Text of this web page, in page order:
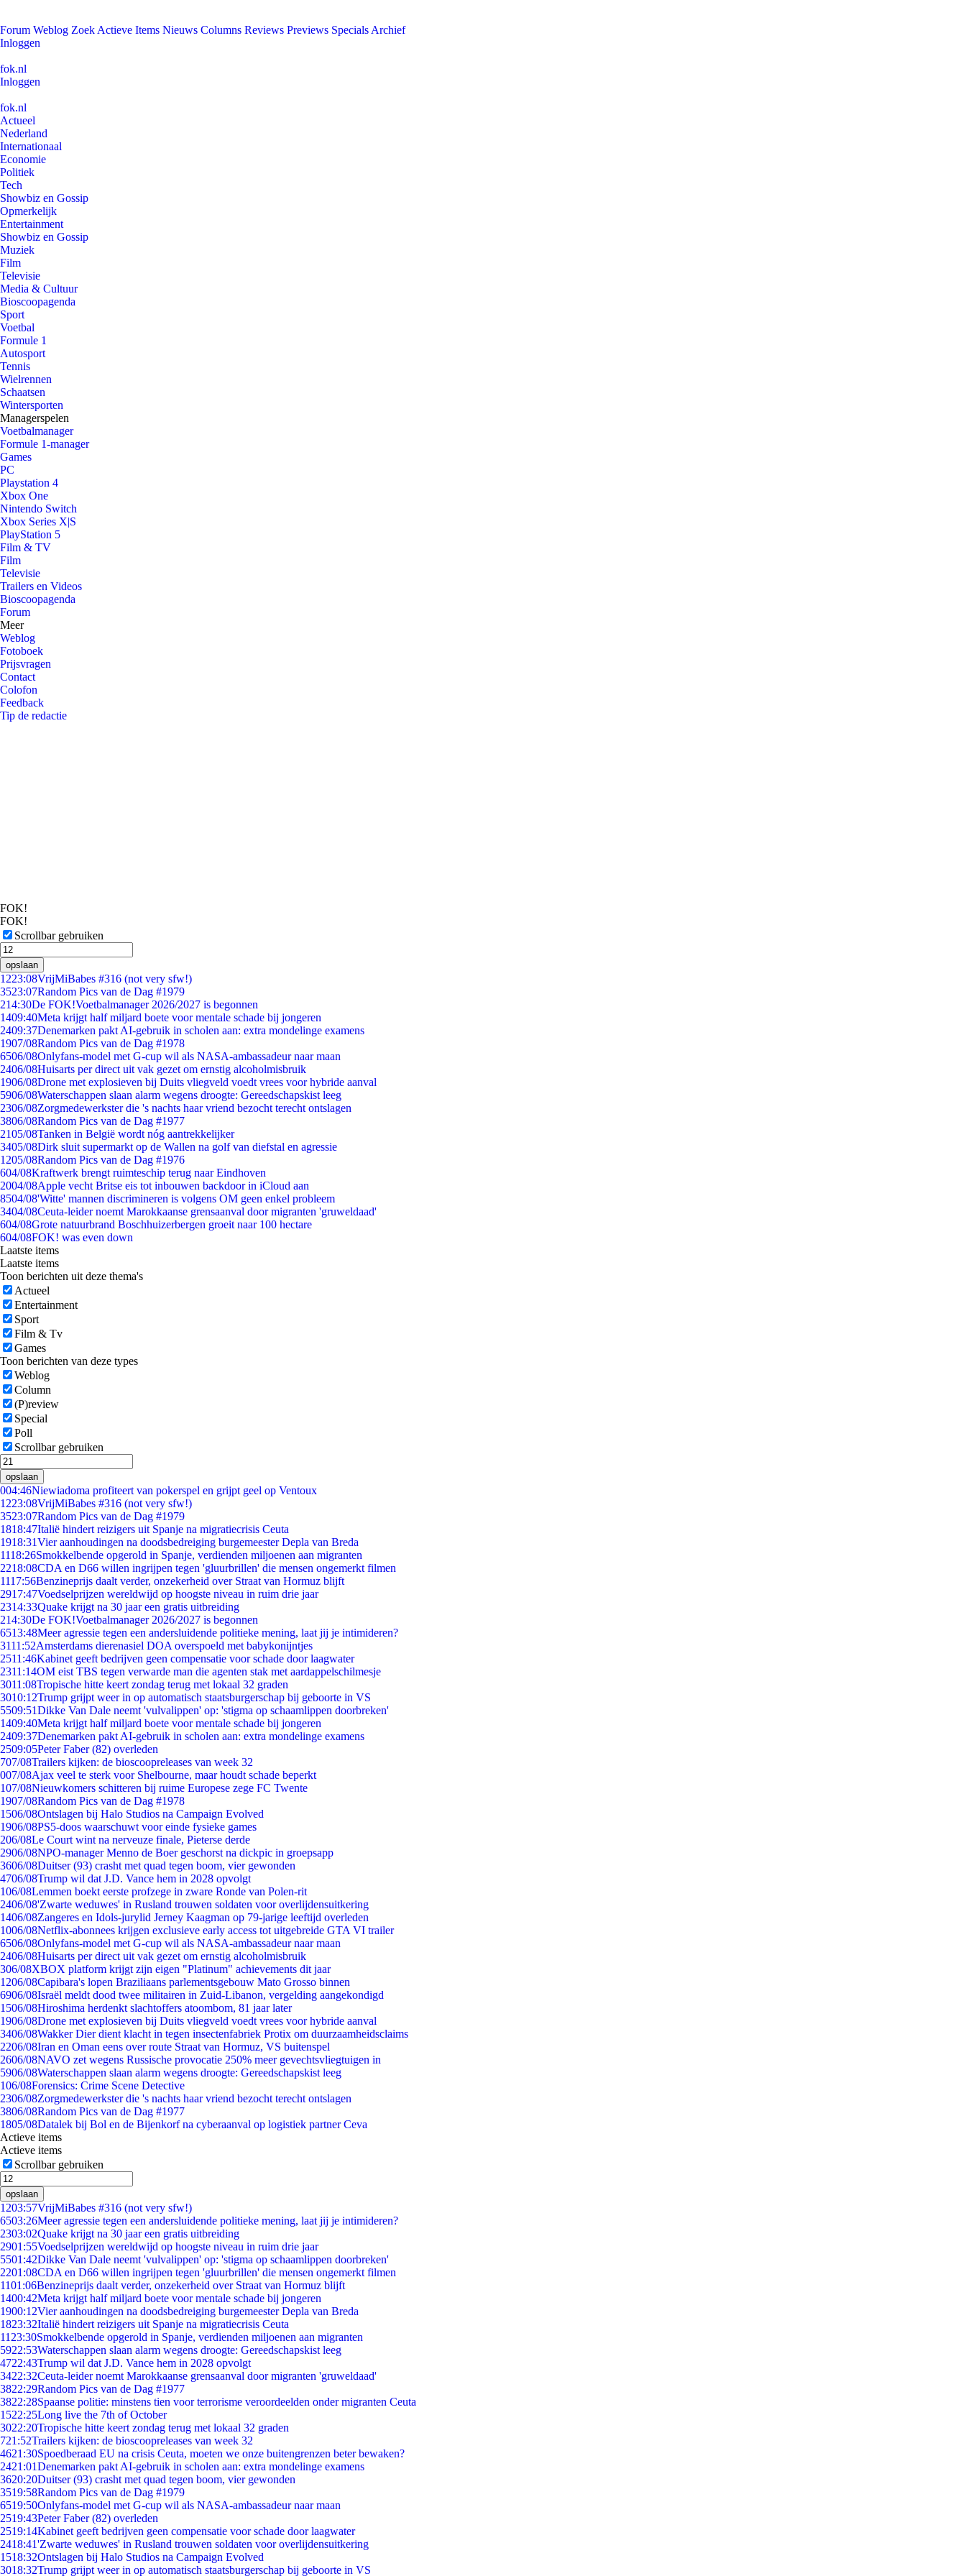
Forum Weblog Zoek Actieve Items Nieuws Columns Reviews Previews Specials Archief
Inloggen
fok.nl
Inloggen
fok.nl
Actueel
Nederland
Internationaal
Economie
Politiek
Tech
Showbiz en Gossip
Opmerkelijk
Entertainment
Showbiz en Gossip
Muziek
Film
Televisie
Media & Cultuur
Bioscoopagenda
Sport
Voetbal
Formule 1
Autosport
Tennis
Wielrennen
Schaatsen
Wintersporten
Managerspelen
Voetbalmanager
Formule 1-manager
Games
PC
Playstation 4
Xbox One
Nintendo Switch
Xbox Series X|S
PlayStation 5
Film & TV
Film
Televisie
Trailers en Videos
Bioscoopagenda
Forum
Meer
Weblog
Fotoboek
Prijsvragen
Contact
Colofon
Feedback
Tip de redactie
FOK!
FOK!
Scrollbar gebruiken
opslaan
1223:08VrijMiBabes #316 (not very sfw!)
3523:07Random Pics van de Dag #1979
214:30De FOK!Voetbalmanager 2026/2027 is begonnen
1409:40Meta krijgt half miljard boete voor mentale schade bij jongeren
2409:37Denemarken pakt AI-gebruik in scholen aan: extra mondelinge examens
1907/08Random Pics van de Dag #1978
6506/08Onlyfans-model met G-cup wil als NASA-ambassadeur naar maan
2406/08Huisarts per direct uit vak gezet om ernstig alcoholmisbruik
1906/08Drone met explosieven bij Duits vliegveld voedt vrees voor hybride aanval
5906/08Waterschappen slaan alarm wegens droogte: Gereedschapskist leeg
2306/08Zorgmedewerkster die 's nachts haar vriend bezocht terecht ontslagen
3806/08Random Pics van de Dag #1977
2105/08Tanken in België wordt nóg aantrekkelijker
3405/08Dirk sluit supermarkt op de Wallen na golf van diefstal en agressie
1205/08Random Pics van de Dag #1976
604/08Kraftwerk brengt ruimteschip terug naar Eindhoven
2004/08Apple vecht Britse eis tot inbouwen backdoor in iCloud aan
8504/08'Witte' mannen discrimineren is volgens OM geen enkel probleem
3404/08Ceuta-leider noemt Marokkaanse grensaanval door migranten 'gruweldaad'
604/08Grote natuurbrand Boschhuizerbergen groeit naar 100 hectare
604/08FOK! was even down
Laatste items
Laatste items
Toon berichten uit deze thema's
Actueel
Entertainment
Sport
Film & Tv
Games
Toon berichten van deze types
Weblog
Column
(P)review
Special
Poll
Scrollbar gebruiken
opslaan
004:46Niewiadoma profiteert van pokerspel en grijpt geel op Ventoux
1223:08VrijMiBabes #316 (not very sfw!)
3523:07Random Pics van de Dag #1979
1818:47Italië hindert reizigers uit Spanje na migratiecrisis Ceuta
1918:31Vier aanhoudingen na doodsbedreiging burgemeester Depla van Breda
1118:26Smokkelbende opgerold in Spanje, verdienden miljoenen aan migranten
2218:08CDA en D66 willen ingrijpen tegen 'gluurbrillen' die mensen ongemerkt filmen
1117:56Benzineprijs daalt verder, onzekerheid over Straat van Hormuz blijft
2917:47Voedselprijzen wereldwijd op hoogste niveau in ruim drie jaar
2314:33Quake krijgt na 30 jaar een gratis uitbreiding
214:30De FOK!Voetbalmanager 2026/2027 is begonnen
6513:48Meer agressie tegen een andersluidende politieke mening, laat jij je intimideren?
3111:52Amsterdams dierenasiel DOA overspoeld met babykonijntjes
2511:46Kabinet geeft bedrijven geen compensatie voor schade door laagwater
2311:14OM eist TBS tegen verwarde man die agenten stak met aardappelschilmesje
3011:08Tropische hitte keert zondag terug met lokaal 32 graden
3010:12Trump grijpt weer in op automatisch staatsburgerschap bij geboorte in VS
5509:51Dikke Van Dale neemt 'vulvalippen' op: 'stigma op schaamlippen doorbreken'
1409:40Meta krijgt half miljard boete voor mentale schade bij jongeren
2409:37Denemarken pakt AI-gebruik in scholen aan: extra mondelinge examens
2509:05Peter Faber (82) overleden
707/08Trailers kijken: de bioscoopreleases van week 32
007/08Ajax veel te sterk voor Shelbourne, maar houdt schade beperkt
107/08Nieuwkomers schitteren bij ruime Europese zege FC Twente
1907/08Random Pics van de Dag #1978
1506/08Ontslagen bij Halo Studios na Campaign Evolved
1906/08PS5-doos waarschuwt voor einde fysieke games
206/08Le Court wint na nerveuze finale, Pieterse derde
2906/08NPO-manager Menno de Boer geschorst na dickpic in groepsapp
3606/08Duitser (93) crasht met quad tegen boom, vier gewonden
4706/08Trump wil dat J.D. Vance hem in 2028 opvolgt
106/08Lemmen boekt eerste profzege in zware Ronde van Polen-rit
2406/08'Zwarte weduwes' in Rusland trouwen soldaten voor overlijdensuitkering
1406/08Zangeres en Idols-jurylid Jerney Kaagman op 79-jarige leeftijd overleden
1006/08Netflix-abonnees krijgen exclusieve early access tot uitgebreide GTA VI trailer
6506/08Onlyfans-model met G-cup wil als NASA-ambassadeur naar maan
2406/08Huisarts per direct uit vak gezet om ernstig alcoholmisbruik
306/08XBOX platform krijgt zijn eigen "Platinum" achievements dit jaar
1206/08Capibara's lopen Braziliaans parlementsgebouw Mato Grosso binnen
6906/08Israël meldt dood twee militairen in Zuid-Libanon, vergelding aangekondigd
1506/08Hiroshima herdenkt slachtoffers atoombom, 81 jaar later
1906/08Drone met explosieven bij Duits vliegveld voedt vrees voor hybride aanval
3406/08Wakker Dier dient klacht in tegen insectenfabriek Protix om duurzaamheidsclaims
2206/08Iran en Oman eens over route Straat van Hormuz, VS buitenspel
2606/08NAVO zet wegens Russische provocatie 250% meer gevechtsvliegtuigen in
5906/08Waterschappen slaan alarm wegens droogte: Gereedschapskist leeg
106/08Forensics: Crime Scene Detective
2306/08Zorgmedewerkster die 's nachts haar vriend bezocht terecht ontslagen
3806/08Random Pics van de Dag #1977
1805/08Datalek bij Bol en de Bijenkorf na cyberaanval op logistiek partner Ceva
Actieve items
Actieve items
Scrollbar gebruiken
opslaan
1203:57VrijMiBabes #316 (not very sfw!)
6503:26Meer agressie tegen een andersluidende politieke mening, laat jij je intimideren?
2303:02Quake krijgt na 30 jaar een gratis uitbreiding
2901:55Voedselprijzen wereldwijd op hoogste niveau in ruim drie jaar
5501:42Dikke Van Dale neemt 'vulvalippen' op: 'stigma op schaamlippen doorbreken'
2201:08CDA en D66 willen ingrijpen tegen 'gluurbrillen' die mensen ongemerkt filmen
1101:06Benzineprijs daalt verder, onzekerheid over Straat van Hormuz blijft
1400:42Meta krijgt half miljard boete voor mentale schade bij jongeren
1900:12Vier aanhoudingen na doodsbedreiging burgemeester Depla van Breda
1823:32Italië hindert reizigers uit Spanje na migratiecrisis Ceuta
11 23:30Smokkelbende opgerold in Spanje, verdienden miljoenen aan migranten
5922:53Waterschappen slaan alarm wegens droogte: Gereedschapskist leeg
4722:43Trump wil dat J.D. Vance hem in 2028 opvolgt
3422:32Ceuta-leider noemt Marokkaanse grensaanval door migranten 'gruweldaad'
3822:29Random Pics van de Dag #1977
3822:28Spaanse politie: minstens tien voor terrorisme veroordeelden onder migranten Ceuta
1522:25Long live the 7th of October
3022:20Tropische hitte keert zondag terug met lokaal 32 graden
721:52Trailers kijken: de bioscoopreleases van week 32
4621:30Spoedberaad EU na crisis Ceuta, moeten we onze buitengrenzen beter bewaken?
2421:01Denemarken pakt AI-gebruik in scholen aan: extra mondelinge examens
3620:20Duitser (93) crasht met quad tegen boom, vier gewonden
3519:58Random Pics van de Dag #1979
6519:50Onlyfans-model met G-cup wil als NASA-ambassadeur naar maan
2519:43Peter Faber (82) overleden
2519:14Kabinet geeft bedrijven geen compensatie voor schade door laagwater
2418:41'Zwarte weduwes' in Rusland trouwen soldaten voor overlijdensuitkering
1518:32Ontslagen bij Halo Studios na Campaign Evolved
3018:32Trump grijpt weer in op automatisch staatsburgerschap bij geboorte in VS